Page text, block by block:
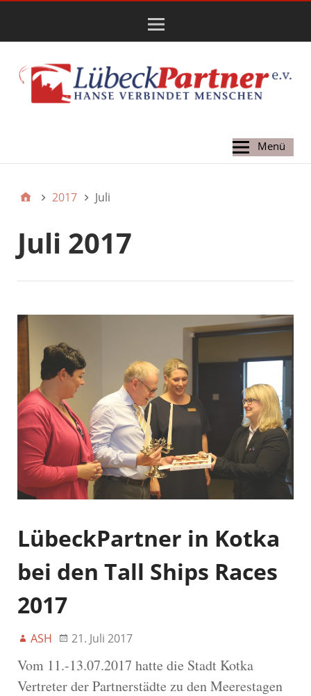
Hauptmenü
Menü
2017 Juli
Juli 2017
LübeckPartner in Kotka
bei den Tall Ships Races
2017
ASH 21. Juli 2017
Vom 11.-13.07.2017 hatte die Stadt Kotka
Vertreter der Partnerstädte zu den Meerestagen